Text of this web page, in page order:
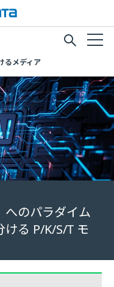
るメディア
へのパラダイム
る P/K/S/T モ